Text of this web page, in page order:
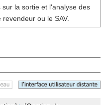
la sortie et l'analyse des
ou le SAV.